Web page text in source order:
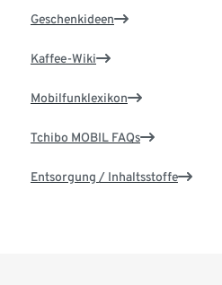
Geschenkideen
Kaffee-Wiki
Mobilfunklexikon
Tchibo MOBIL FAQs
Entsorgung / Inhaltsstoffe